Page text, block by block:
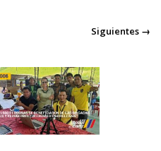
Siguientes →